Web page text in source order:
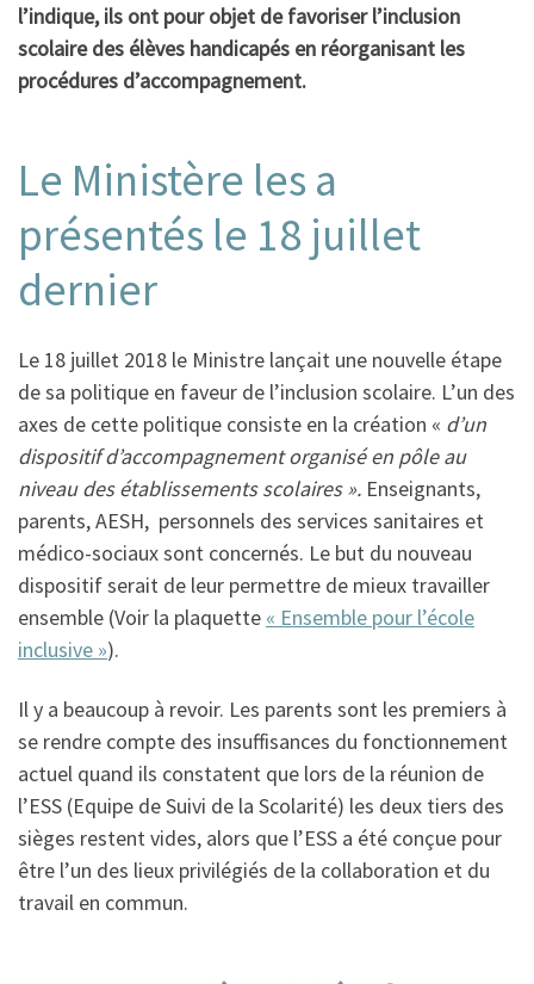
l’indique, ils ont pour objet de favoriser l’inclusion
scolaire des élèves handicapés en réorganisant les
procédures d’accompagnement.
Le Ministère les a
présentés le 18 juillet
dernier
Le 18 juillet 2018 le Ministre lançait une nouvelle étape
de sa politique en faveur de l’inclusion scolaire. L’un des
axes de cette politique consiste en la création « d’un
dispositif d’accompagnement organisé en pôle au
niveau des établissements scolaires ». Enseignants,
parents, AESH, personnels des services sanitaires et
médico-sociaux sont concernés. Le but du nouveau
dispositif serait de leur permettre de mieux travailler
ensemble (Voir la plaquette « Ensemble pour l’école
inclusive »).
Il y a beaucoup à revoir. Les parents sont les premiers à
se rendre compte des insuffisances du fonctionnement
actuel quand ils constatent que lors de la réunion de
l’ESS (Equipe de Suivi de la Scolarité) les deux tiers des
sièges restent vides, alors que l’ESS a été conçue pour
être l’un des lieux privilégiés de la collaboration et du
travail en commun.